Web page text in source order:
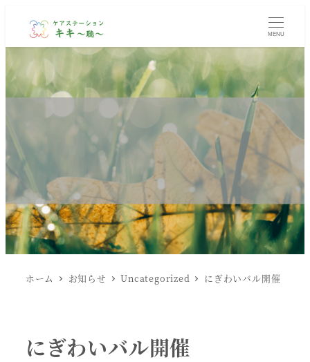
MENU
ホーム お知らせ Uncategorized にぎわいバル開催
にぎわいバル開催